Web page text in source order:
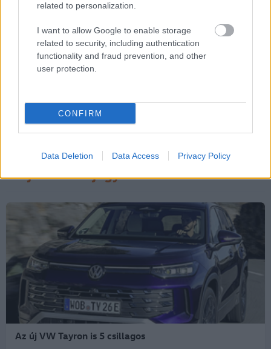
related to personalization.
I want to allow Google to enable storage
related to security, including authentication
functionality and fraud prevention, and other
user protection.
CONFIRM
Data Deletion Data Access Privacy Policy
tartalomnak minősülnek, értük a
szolgáltatás technikai
üzemeltetője
semmilyen felelősséget nem vállal, azokat nem ellenőrzi. Kifogás esetén
forduljon a blog szerkesztőjéhez. Részletek aFelhasználási feltételekben
adatvédelmi tájékoztatóban
Ajánlott bejegyzések
Az új VW Tayron is 5 csillagos